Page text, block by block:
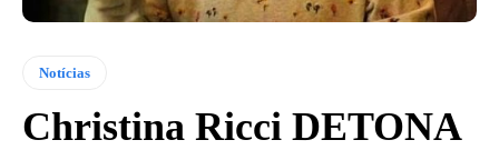
Notícias
Christina Ricci DETONA